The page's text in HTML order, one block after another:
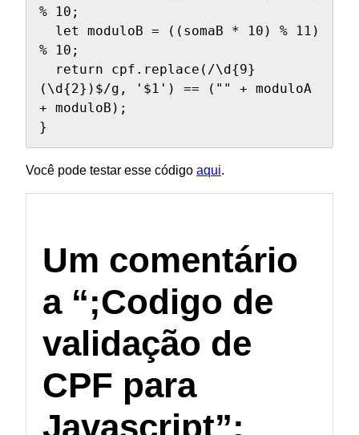
% 10;
% 10;
(\d{2})$/g, '$1') == ("" + moduloA
+ moduloB);
}
Você pode testar esse código aqui.
Um comentário
a “;Codigo de
validação de
CPF para
Javascript”;